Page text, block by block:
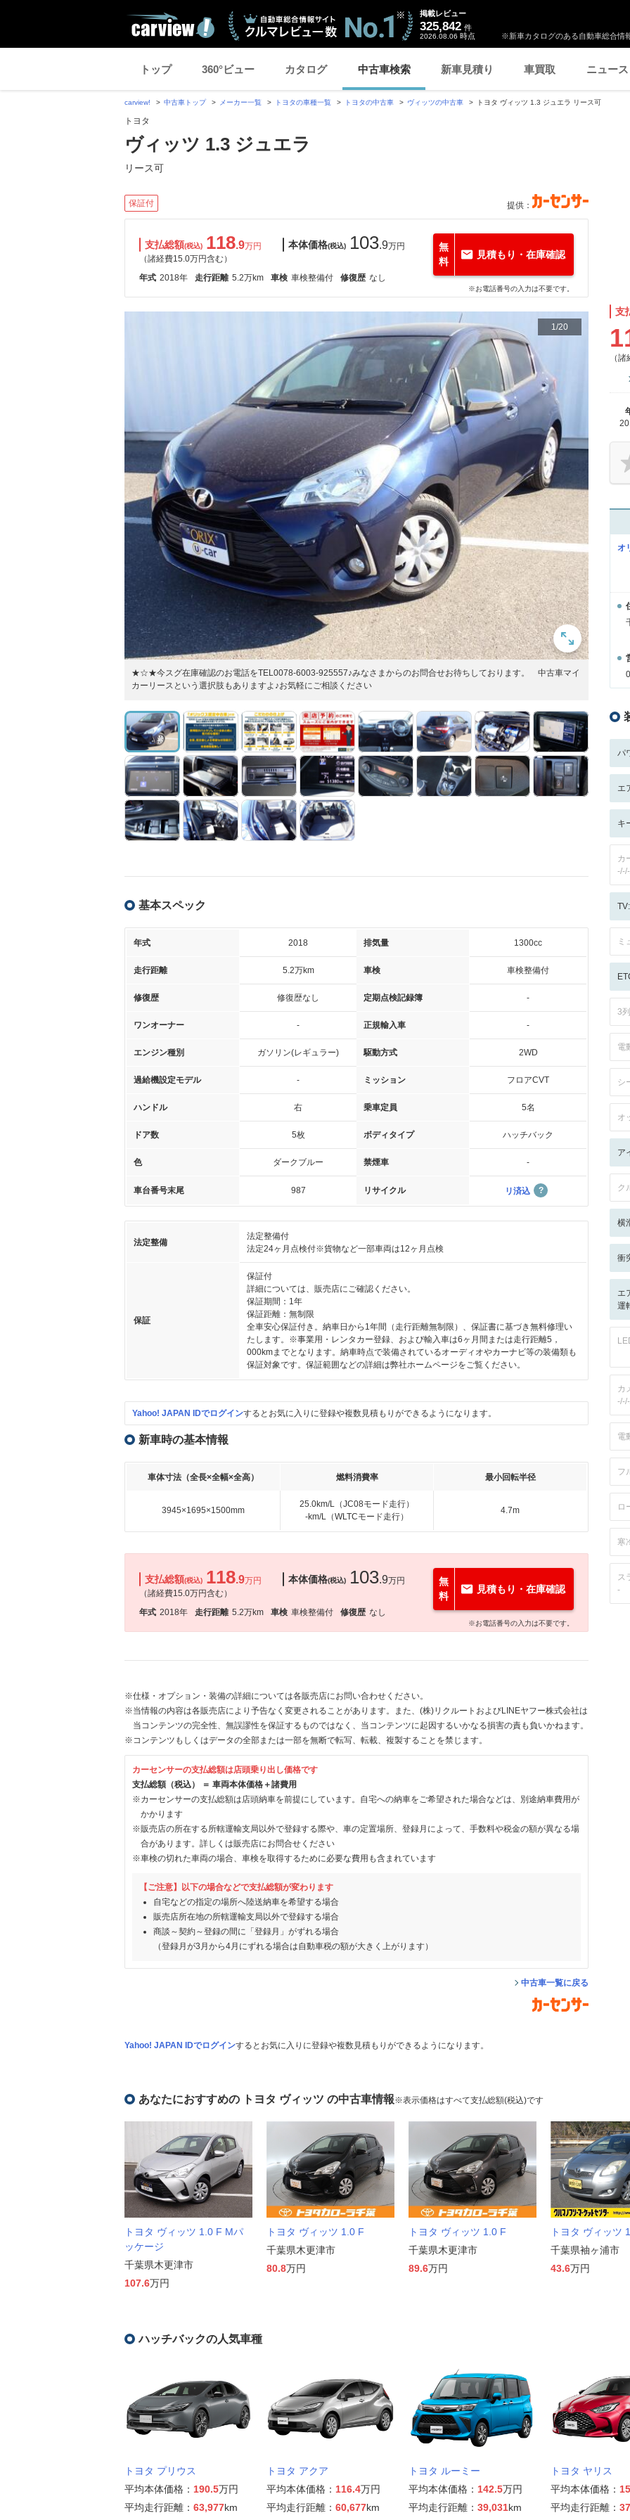
※新車カタログのある自動車総合情
掲載レビュー
325,842 件
2026.08.06 時点
トップ 360°ビュー カタログ 中古車検索 新車見積り 車買取 ニュース
carview! 中古車トップ メーカー一覧 トヨタの車種一覧 トヨタの中古車 ヴィッツの中古車 トヨタ ヴィッツ 1.3 ジュエラ リース可
トヨタ
ヴィッツ 1.3 ジュエラ
リース可
保証付 提供：
支払総額(税込) 118.9万円
（諸経費15.0万円含む）
本体価格(税込) 103.9万円
年式 2018年 走行距離 5.2万km 車検 車検整備付 修復歴 なし
無
料
見積もり・在庫確認
※お電話番号の入力は不要です。
1/20
★☆★今スグ在庫確認のお電話をTEL0078-6003-925557♪みなさまからのお問合せお待ちしております。 中古車マイ
カーリースという選択肢もありますよ♪お気軽にご相談ください
基本スペック
年式 2018 排気量 1300cc
走行距離 5.2万km 車検 車検整備付
修復歴 修復歴なし 定期点検記録簿 -
ワンオーナー - 正規輸入車 -
エンジン種別 ガソリン(レギュラー) 駆動方式 2WD
過給機設定モデル - ミッション フロアCVT
ハンドル 右 乗車定員 5名
ドア数 5枚 ボディタイプ ハッチバック
色 ダークブルー 禁煙車 -
車台番号末尾 987 リサイクル リ済込
法定整備
法定整備付
法定24ヶ月点検付※貨物など一部車両は12ヶ月点検
保証
保証付
詳細については、販売店にご確認ください。
保証期間：1年
保証距離：無制限
全車安心保証付き。納車日から1年間（走行距離無制限）、保証書に基づき無料修理い
たします。※事業用・レンタカー登録、および輸入車は6ヶ月間または走行距離5，
000kmまでとなります。納車時点で装備されているオーディオやカーナビ等の装備類も
保証対象です。保証範囲などの詳細は弊社ホームページをご覧ください。
Yahoo! JAPAN IDでログインするとお気に入りに登録や複数見積もりができるようになります。
新車時の基本情報
車体寸法（全長×全幅×全高） 燃料消費率 最小回転半径
3945×1695×1500mm
25.0km/L（JC08モード走行）
-km/L（WLTCモード走行）
4.7m
支払総額(税込) 118.9万円
（諸経費15.0万円含む）
本体価格(税込) 103.9万円
年式 2018年 走行距離 5.2万km 車検 車検整備付 修復歴 なし
無
料
見積もり・在庫確認
※お電話番号の入力は不要です。
※仕様・オプション・装備の詳細については各販売店にお問い合わせください。
※当情報の内容は各販売店により予告なく変更されることがあります。また、(株)リクルートおよびLINEヤフー株式会社は
当コンテンツの完全性、無誤謬性を保証するものではなく、当コンテンツに起因するいかなる損害の責も負いかねます。
※コンテンツもしくはデータの全部または一部を無断で転写、転載、複製することを禁じます。
カーセンサーの支払総額は店頭乗り出し価格です
支払総額（税込） ＝ 車両本体価格＋諸費用
※カーセンサーの支払総額は店頭納車を前提にしています。自宅への納車をご希望された場合などは、別途納車費用が
かかります
※販売店の所在する所轄運輸支局以外で登録する際や、車の定置場所、登録月によって、手数料や税金の額が異なる場
合があります。詳しくは販売店にお問合せください
※車検の切れた車両の場合、車検を取得するために必要な費用も含まれています
【ご注意】以下の場合などで支払総額が変わります
自宅などの指定の場所へ陸送納車を希望する場合
販売店所在地の所轄運輸支局以外で登録する場合
商談～契約～登録の間に「登録月」がずれる場合
（登録月が3月から4月にずれる場合は自動車税の額が大きく上がります）
中古車一覧に戻る
Yahoo! JAPAN IDでログインするとお気に入りに登録や複数見積もりができるようになります。
支
（
オ
パ
エ
キ
カ
ミ
3
電
シ
オ
ア
ク
横
衝
エ
運
カ
電
フ
ロ
寒
ス
-
あなたにおすすめの トヨタ ヴィッツ の中古車情報※表示価格はすべて支払総額(税込)です
トヨタ ヴィッツ 1.0 F Mパ
ッケージ
千葉県木更津市
107.6万円
トヨタ ヴィッツ 1.0 F
千葉県木更津市
80.8万円
トヨタ ヴィッツ 1.0 F
千葉県木更津市
89.6万円
トヨタ ヴィッツ
千葉県袖ヶ浦市
43.6万円
ハッチバックの人気車種
トヨタ プリウス
平均本体価格： 190.5万円
平均走行距離： 63,977km
トヨタ アクア
平均本体価格： 116.4万円
平均走行距離： 60,677km
トヨタ ルーミー
平均本体価格： 142.5万円
平均走行距離： 39,031km
トヨタ ヤリス
平均本体価格：
平均走行距離：